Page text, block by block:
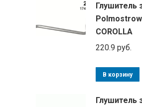
Глушитель
COROLLA
220.9 руб.
В корзину
Глушитель